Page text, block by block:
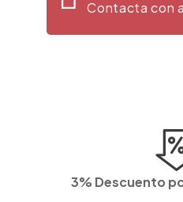
Contacta con
3% Descuento